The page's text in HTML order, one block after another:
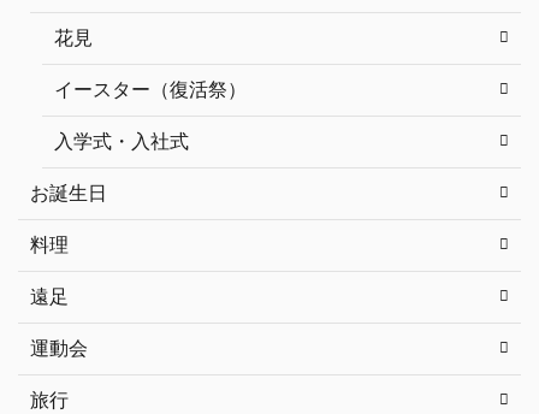
花見
イースター（復活祭）
入学式・入社式
お誕生日
料理
遠足
運動会
旅行